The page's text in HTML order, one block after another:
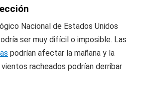
Nacional de Estados Unidos
ser muy difícil o imposible. Las
podrían afectar la mañana y la
racheados podrían derribar